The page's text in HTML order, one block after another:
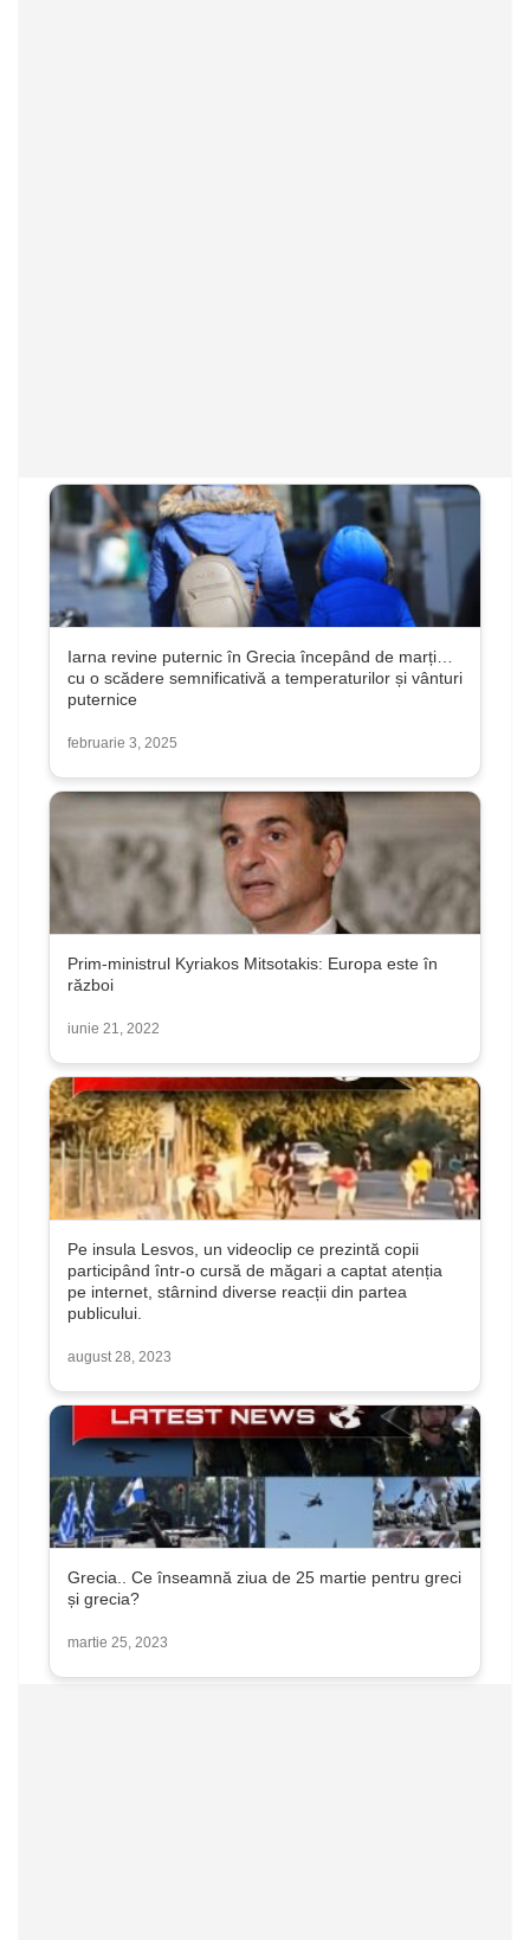
Iarna revine puternic în Grecia începând de marți…
cu o scădere semnificativă a temperaturilor și vânturi
puternice
februarie 3, 2025
Prim-ministrul Kyriakos Mitsotakis: Europa este în
război
iunie 21, 2022
Pe insula Lesvos, un videoclip ce prezintă copii
participând într-o cursă de măgari a captat atenția
pe internet, stârnind diverse reacții din partea
publicului.
august 28, 2023
Grecia.. Ce înseamnă ziua de 25 martie pentru greci
și grecia?
martie 25, 2023